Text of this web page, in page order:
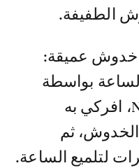
الطفيفة.
خدوش عميقة:
بواسطة
استخدام منظف Nevr Dull، افركي به
ثم
لتلميع الساعة.